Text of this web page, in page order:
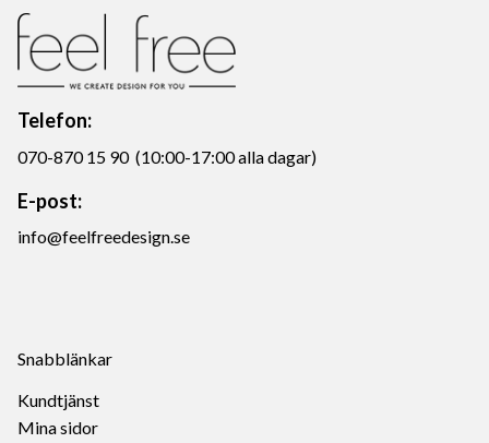
Telefon:
070-870 15 90 (10:00-17:00 alla dagar)
E-post:
info@feelfreedesign.se
Snabblänkar
Kundtjänst
Mina sidor